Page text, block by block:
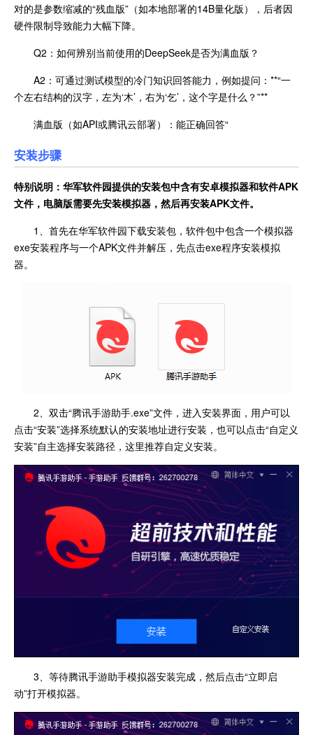
对的是参数缩减的“残血版”（如本地部署的14B量化版），后者因
硬件限制导致能力大幅下降。
Q2：如何辨别当前使用的DeepSeek是否为满血版？
A2：可通过测试模型的冷门知识回答能力，例如提问：**“一
个左右结构的汉字，左为‘木’，右为‘乞’，这个字是什么？”**
满血版（如API或腾讯云部署）：能正确回答“
安装步骤
特别说明：华军软件园提供的安装包中含有安卓模拟器和软件APK
文件，电脑版需要先安装模拟器，然后再安装APK文件。
1、首先在华军软件园下载安装包，软件包中包含一个模拟器
exe安装程序与一个APK文件并解压，先点击exe程序安装模拟
器。
2、双击“腾讯手游助手.exe”文件，进入安装界面，用户可以
点击“安装”选择系统默认的安装地址进行安装，也可以点击“自定义
安装”自主选择安装路径，这里推荐自定义安装。
3、等待腾讯手游助手模拟器安装完成，然后点击“立即启
动”打开模拟器。